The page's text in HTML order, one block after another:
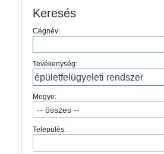
Keresés
Cégnév:
Tevékenység:
Megye:
Település: